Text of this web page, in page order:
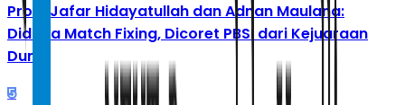
Profil Jafar Hidayatullah dan Adnan Maulana:
Diduga Match Fixing, Dicoret PBSI dari Kejuaraan
Dunia
5